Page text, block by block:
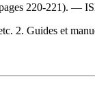
220-221). —
2. Guides et